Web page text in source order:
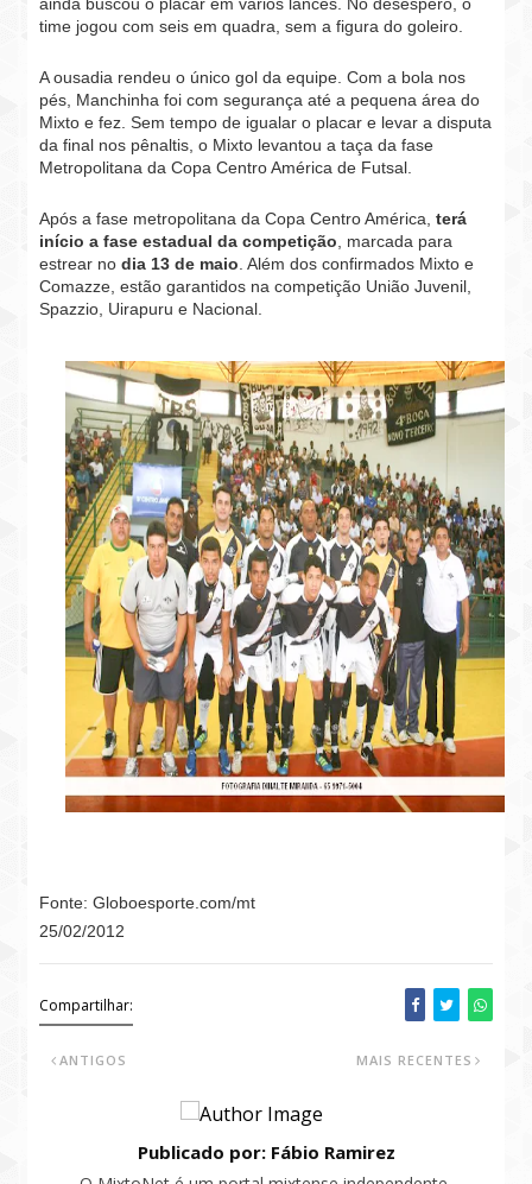
time jogou com seis em quadra, sem a figura do goleiro.
A ousadia rendeu o único gol da equipe. Com a bola nos
pés, Manchinha foi com segurança até a pequena área do
Mixto e fez. Sem tempo de igualar o placar e levar a disputa
da final nos pênaltis, o Mixto levantou a taça da fase
Metropolitana da Copa Centro América de Futsal.
Após a fase metropolitana da Copa Centro América,terá
início a fase estadual da competição , marcada para
estrear nodia 13 de maio . Além dos confirmados Mixto e
Comazze, estão garantidos na competição União Juvenil,
Spazzio, Uirapuru e Nacional.
Fonte: Globoesporte.com/mt
25/02/2012
Compartilhar:
MAIS RECENTES
ANTIGOS
Publicado por: Fábio Ramirez